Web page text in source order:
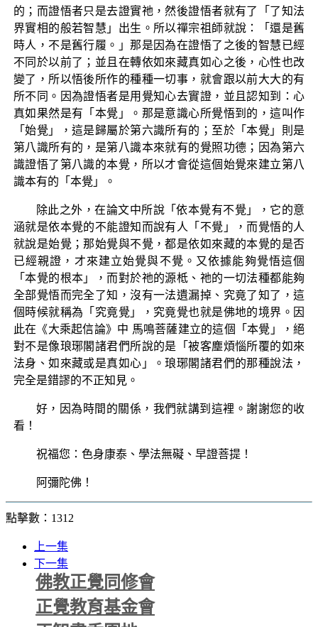
的；而證悟者只是去證實祂，然後證悟者就有了「了知法
界實相的般若智慧」出生。所以禪宗祖師就說：「還是舊
時人，不是舊行履。」那是因為在證悟了之後的智慧已經
不同於以前了；並且在轉依如來藏真如心之後，心性也改
變了，所以悟後所作的種種一切事，就會跟以前大大的有
所不同。因為證悟者是用覺知心去實證，並且認知到：心
真如果然是有「本覺」。那是意識心所覺悟到的，這叫作
「始覺」，這是歸屬於第六識所有的；至於「本覺」則是
第八識所有的，是第八識本來就有的覺照功德；因為第六
識證悟了第八識的本覺，所以才會從這個始覺來建立第八
識本有的「本覺」。
除此之外，在論文中所說「依本覺有不覺」，它的意
涵就是依本覺的不能證知而說有人「不覺」，而覺悟的人
就說是始覺；那始覺與不覺，都是依如來藏的本覺的是否
已經親證，才來建立始覺與不覺。又依據能夠覺悟這個
「本覺的根本」，而對於祂的源柢、祂的一切法種都能夠
全部覺悟而完全了知，沒有一法遺漏掉、究竟了知了，這
個時候就稱為「究竟覺」，究竟覺也就是佛地的境界。因
此在《大乘起信論》中 馬鳴菩薩建立的這個「本覺」，絕
對不是像琅琊閣諸君們所說的是「被客塵煩惱所覆的如來
法身、如來藏或是真如心」。琅琊閣諸君們的那種說法，
完全是錯謬的不正知見。
好，因為時間的關係，我們就講到這裡。謝謝您的收
看！
祝福您：色身康泰、學法無礙、早證菩提！
阿彌陀佛！
點擊數：1312
上一集
下一集
佛教正覺同修會
正覺教育基金會